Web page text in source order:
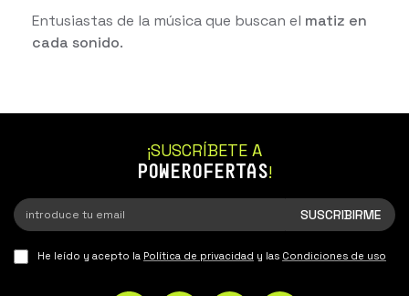
Entusiastas de la música que buscan el matiz en
cada sonido.
¡SUSCRÍBETE A
POWEROFERTAS!
He leído y acepto la Política de privacidad y las Condiciones de uso